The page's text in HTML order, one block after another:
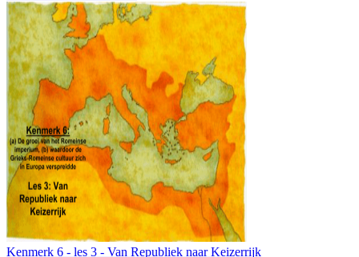
Kenmerk 6 - les 3 - Van Republiek naar Keizerrijk